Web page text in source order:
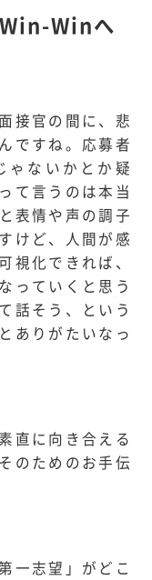
Winへ
接官の間に、悲
ですね。応募者
ゃないかとか疑
て言うのは本当
表情や声の調子
けど、人間が感
視化できれば、
っていくと思う
話そう、という
ありがたいなっ
直に向き合える
のためのお手伝
一志望」がどこ